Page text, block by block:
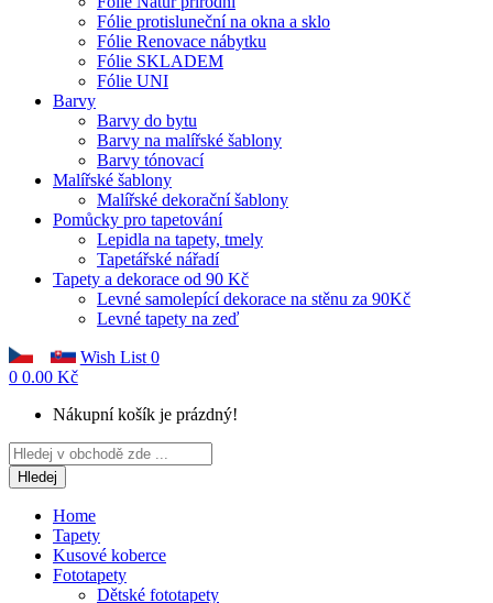
Fólie protisluneční na okna a sklo
Fólie Renovace nábytku
Fólie SKLADEM
Fólie UNI
Barvy
Barvy do bytu
Barvy na malířské šablony
Barvy tónovací
Malířské šablony
Malířské dekorační šablony
Pomůcky pro tapetování
Lepidla na tapety, tmely
Tapetářské nářadí
Tapety a dekorace od 90 Kč
Levné samolepící dekorace na stěnu za 90Kč
Levné tapety na zeď
Wish List 0
0 0.00 Kč
Nákupní košík je prázdný!
Hledej
Home
Tapety
Kusové koberce
Fototapety
Dětské fototapety